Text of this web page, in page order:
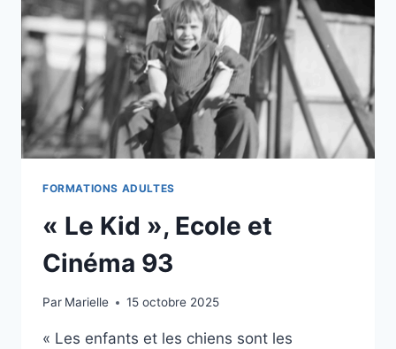
FORMATIONS ADULTES
« Le Kid », Ecole et
Cinéma 93
Par Marielle 15 octobre 2025
« Les enfants et les chiens sont les